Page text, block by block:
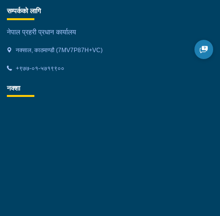
सम्पर्कको लागि
नेपाल प्रहरी प्रधान कार्यालय
नक्साल, काठमाण्डौ (7MV7P87H+VC)
+९७७-०१-५७१९९००
नक्शा